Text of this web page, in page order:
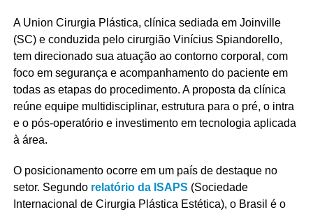
A Union Cirurgia Plástica, clínica sediada em Joinville
(SC) e conduzida pelo cirurgião Vinícius Spiandorello,
tem direcionado sua atuação ao contorno corporal, com
foco em segurança e acompanhamento do paciente em
todas as etapas do procedimento. A proposta da clínica
reúne equipe multidisciplinar, estrutura para o pré, o intra
e o pós-operatório e investimento em tecnologia aplicada
à área.
O posicionamento ocorre em um país de destaque no
setor. Segundo relatório da ISAPS (Sociedade
Internacional de Cirurgia Plástica Estética), o Brasil é o